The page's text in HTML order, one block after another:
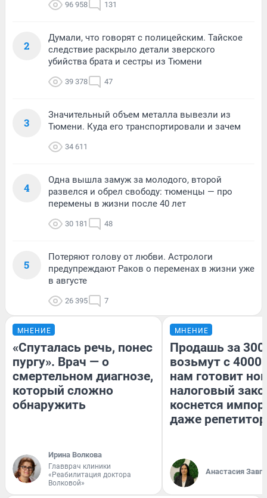
96 958 131
2
Думали, что говорят с полицейским. Тайское
следствие раскрыло детали зверского
убийства брата и сестры из Тюмени
39 378 47
3
Значительный объем металла вывезли из
Тюмени. Куда его транспортировали и зачем
34 611
4
Одна вышла замуж за молодого, второй
развелся и обрел свободу: тюменцы — про
перемены в жизни после 40 лет
30 181 48
5
Потеряют голову от любви. Астрологи
предупреждают Раков о переменах в жизни уже
в августе
26 395 7
МНЕНИЕ
«Спуталась речь, понес
пургу». Врач — о
смертельном диагнозе,
который сложно
обнаружить
Ирина Волкова
Главврач клиники
«Реабилитация доктора
Волковой»
МНЕНИЕ
Продашь за
возьмут с
нам готовит
налоговый
коснется
даже
Анастасия